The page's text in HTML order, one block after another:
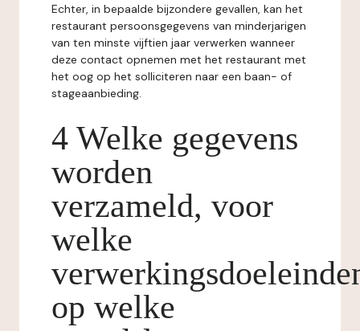
Echter, in bepaalde bijzondere gevallen, kan het
restaurant persoonsgegevens van minderjarigen
van ten minste vijftien jaar verwerken wanneer
deze contact opnemen met het restaurant met
het oog op het solliciteren naar een baan- of
stageaanbieding.
4 Welke gegevens
worden
verzameld, voor
welke
op welke